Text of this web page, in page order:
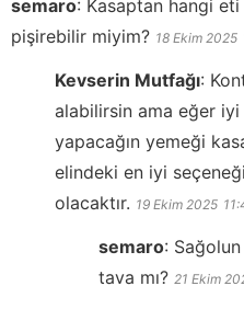
semaro: Kasaptan hangi eti
pişirebilir miyim? 18 Ekim 2025
Kevserin Mutfağı:
alabilirsin ama eğer
yapacağın yemeği
elindeki en iyi
olacaktır. 19 Ekim 2025
semaro:
tava mı? 21 Ekim